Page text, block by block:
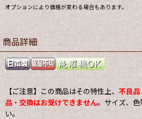
オプションにより価格が変わる場合もあります。
商品詳細
【ご注意】この商品はその特性上、不良
品・交換はお受けできません。サイズ、
い。